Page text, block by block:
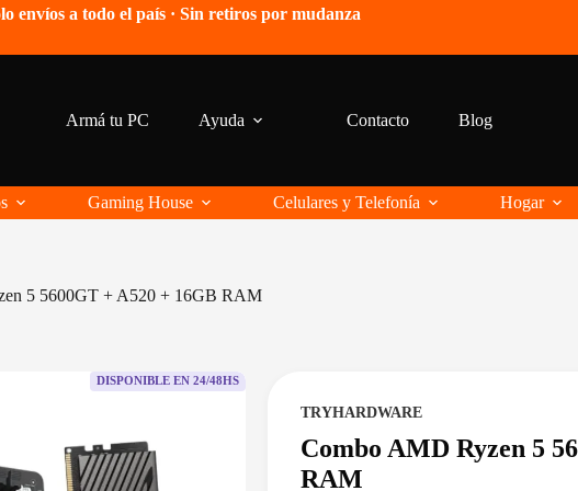
envíos a todo el país · Sin retiros por mudanza
Armá tu PC Ayuda Contacto Blog
Gaming House Celulares y Telefonía Hogar
5 5600GT + A520 + 16GB RAM
DISPONIBLE EN 24/48HS
TRYHARDWARE
Combo AMD Ryzen 5
RAM